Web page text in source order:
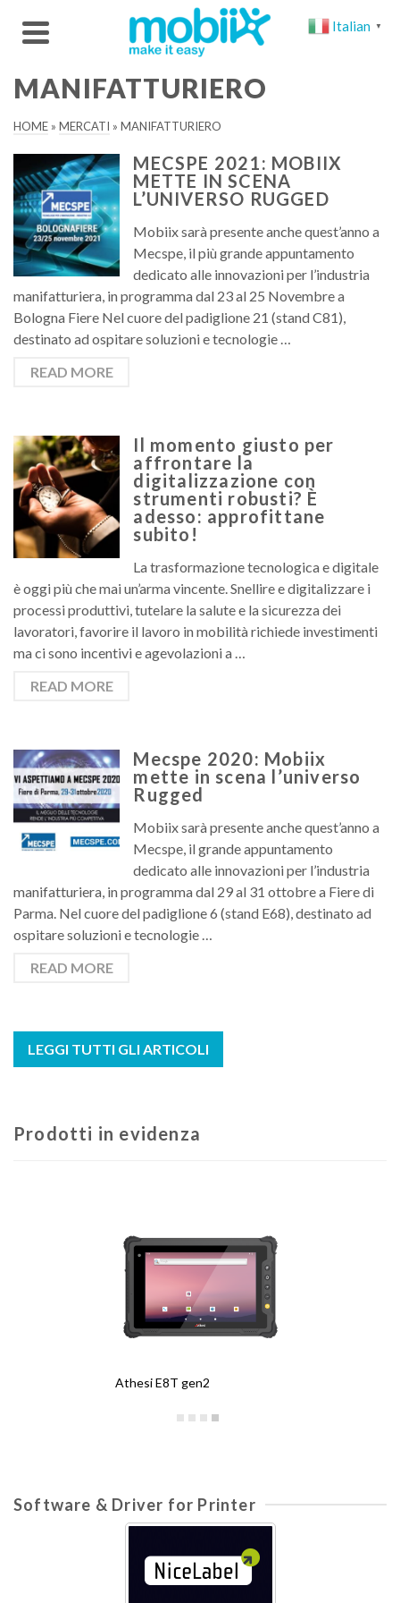
MANIFATTURIERO
HOME » MERCATI » MANIFATTURIERO
MECSPE 2021: MOBIIX
METTE IN SCENA
L’UNIVERSO RUGGED
Mobiix sarà presente anche quest’anno a
Mecspe, il più grande appuntamento
dedicato alle innovazioni per l’industria
manifatturiera, in programma dal 23 al 25 Novembre a
Bologna Fiere Nel cuore del padiglione 21 (stand C81),
destinato ad ospitare soluzioni e tecnologie …
READ MORE
Il momento giusto per
affrontare la
digitalizzazione con
strumenti robusti? È
adesso: approfittane
subito!
La trasformazione tecnologica e digitale
è oggi più che mai un’arma vincente. Snellire e digitalizzare i
processi produttivi, tutelare la salute e la sicurezza dei
lavoratori, favorire il lavoro in mobilità richiede investimenti
ma ci sono incentivi e agevolazioni a …
READ MORE
Mecspe 2020: Mobiix
mette in scena l’universo
Rugged
Mobiix sarà presente anche quest’anno a
Mecspe, il grande appuntamento
dedicato alle innovazioni per l’industria
manifatturiera, in programma dal 29 al 31 ottobre a Fiere di
Parma. Nel cuore del padiglione 6 (stand E68), destinato ad
ospitare soluzioni e tecnologie …
READ MORE
LEGGI TUTTI GLI ARTICOLI
Prodotti in evidenza
Athesi E8T gen2
Software & Driver for Printer
Italian ▼